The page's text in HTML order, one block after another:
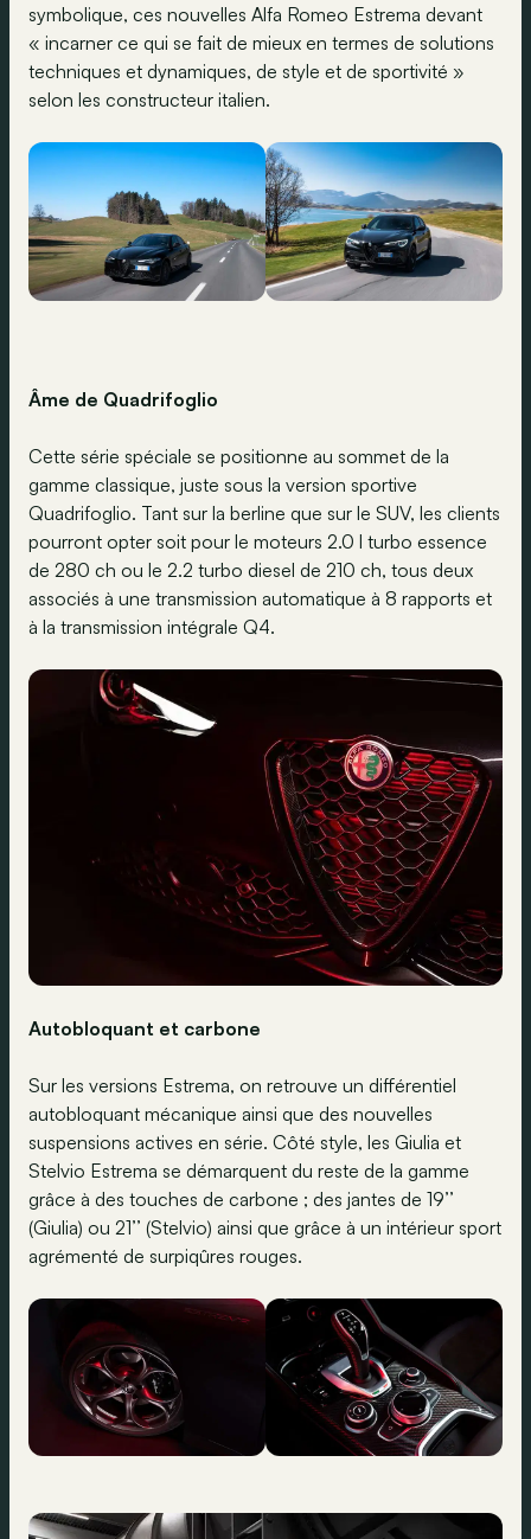
symbolique, ces nouvelles Alfa Romeo Estrema devant
« incarner ce qui se fait de mieux en termes de solutions
techniques et dynamiques, de style et de sportivité »
selon les constructeur italien.
Âme de Quadrifoglio
Cette série spéciale se positionne au sommet de la
gamme classique, juste sous la version sportive
Quadrifoglio. Tant sur la berline que sur le SUV, les clients
pourront opter soit pour le moteurs 2.0 l turbo essence
de 280 ch ou le 2.2 turbo diesel de 210 ch, tous deux
associés à une transmission automatique à 8 rapports et
à la transmission intégrale Q4.
Autobloquant et carbone
Sur les versions Estrema, on retrouve un différentiel
autobloquant mécanique ainsi que des nouvelles
suspensions actives en série. Côté style, les Giulia et
Stelvio Estrema se démarquent du reste de la gamme
grâce à des touches de carbone ; des jantes de 19’’
(Giulia) ou 21’’ (Stelvio) ainsi que grâce à un intérieur sport
agrémenté de surpiqûres rouges.